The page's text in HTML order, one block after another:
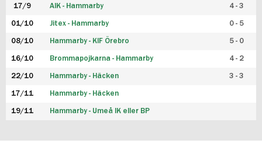
17/9 AIK - Hammarby 4 - 3
01/10 Jitex - Hammarby 0 - 5
08/10 Hammarby - KIF Örebro 5 - 0
16/10 Brommapojkarna - Hammarby 4 - 2
22/10 Hammarby - Häcken 3 - 3
17/11 Hammarby - Häcken
19/11 Hammarby - Umeå IK eller BP